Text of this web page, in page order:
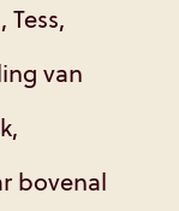
van
bovenal